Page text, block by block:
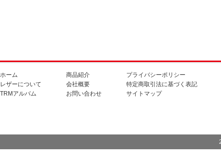
ホーム
レザーについて
TRMアルバム
商品紹介
会社概要
お問い合わせ
プライバシーポリシー
特定商取引法に基づく表記
サイトマップ